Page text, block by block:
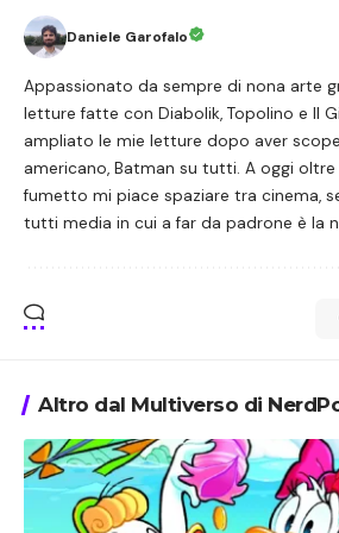
Daniele Garofalo
Appassionato da sempre di nona arte
letture fatte con Diabolik, Topolino e Il
ampliato le mie letture dopo aver
americano, Batman su tutti. A oggi
fumetto mi piace spaziare tra cinema,
tutti media in cui a far da padrone è la
Altro dal Multiverso di